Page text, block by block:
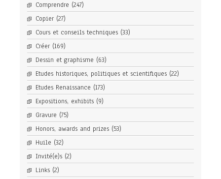
Comprendre (247)
Copier (27)
Cours et conseils techniques (33)
Créer (169)
Dessin et graphisme (63)
Etudes historiques, politiques et scientifiques (22)
Etudes Renaissance (173)
Expositions, exhibits (9)
Gravure (75)
Honors, awards and prizes (53)
Huile (32)
Invité(e)s (2)
Links (2)